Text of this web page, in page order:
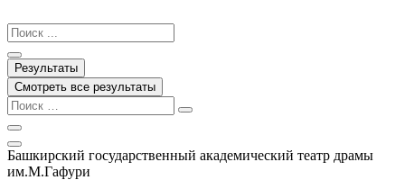
к
содержимому
Search
...
Результаты
Смотреть все результаты
Башкирский государственный академический театр драмы
им.М.Гафури